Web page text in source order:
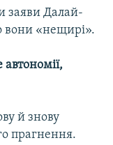
заяви Далай-
вони «нещирі».
й знову
прагнення.